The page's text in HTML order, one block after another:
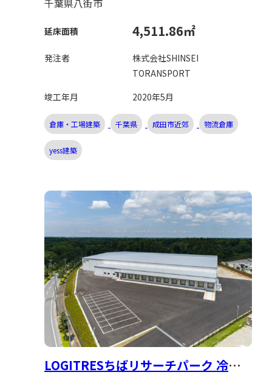
千葉県八街市
延床面積 4,511.86㎡
発注者
株式会社SHINSEI
TORANSPORT
竣工年月
2020年5月
倉庫・工場建築 千葉県 成田市近郊 物流倉庫
yess建築
LOGITRESちばリサーチパーク 冷凍